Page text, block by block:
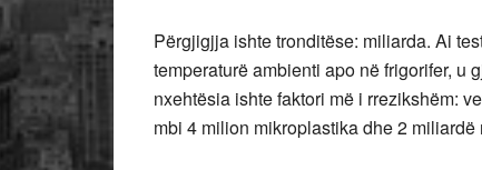
Përgjigjja ishte tronditëse: miliarda. Ai
temperaturë ambienti apo në frigorifer, u
nxehtësia ishte faktori më i rrezikshëm:
mbi 4 milion mikroplastika dhe 2